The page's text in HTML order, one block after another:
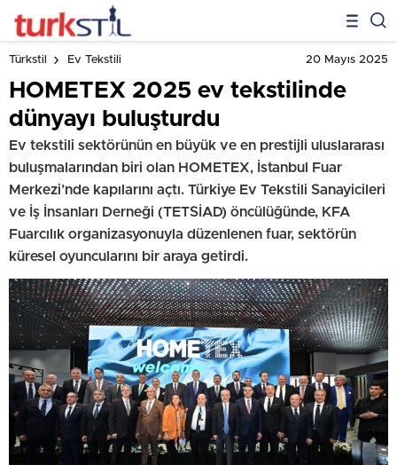
Türkstil Ev Tekstili 20 Mayıs 2025
HOMETEX 2025 ev tekstilinde
dünyayı buluşturdu
Ev tekstili sektörünün en büyük ve en prestijli uluslararası
buluşmalarından biri olan HOMETEX, İstanbul Fuar
Merkezi’nde kapılarını açtı. Türkiye Ev Tekstili Sanayicileri
ve İş İnsanları Derneği (TETSİAD) öncülüğünde, KFA
Fuarcılık organizasyonuyla düzenlenen fuar, sektörün
küresel oyuncularını bir araya getirdi.